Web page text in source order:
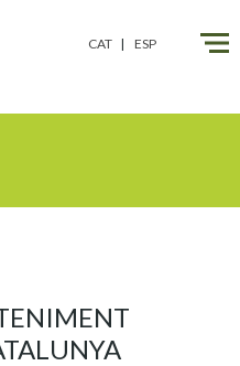
CAT ESP